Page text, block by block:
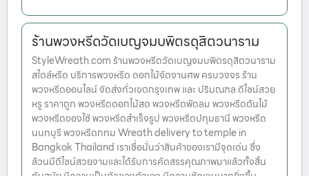
ร้านพวงหรีดวัดเบญจมบพิตรดุสิตวนาราม
StyleWreath.com ร้านพวงหรีดวัดเบญจมบพิตรดุสิตวนาราม
สไตล์หรีด บริการพวงหรีด ดอกไม้จัดงานศพ ครบวงจร ร้าน
พวงหรีดออนไลน์ จัดส่งทั่วเขตกรุงเทพ และ ปริมณฑล ดีไซน์สวย
หรู ราคาถูก พวงหรีดดอกไม้สด พวงหรีดพัดลม พวงหรีดต้นไม้
พวงหรีดของใช้ พวงหรีดสำเร็จรูป พวงหรีดปทุมธานี พวงหรีด
นนทบุรี พวงหรีดกทม Wreath delivery to temple in
Bangkok Thailand เราเชื่อมั่นว่าสินค้าของเรามีจุดเด่น ซึ่ง
ล้วนมีดีไซน์สวยงามและได้รับการคัดสรรคุณภาพมาแล้วทั้งสิ้น